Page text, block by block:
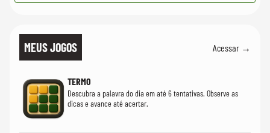
MEUS JOGOS Acessar →
TERMO
Descubra a palavra do dia em até 6 tentativas. Observe as
dicas e avance até acertar.